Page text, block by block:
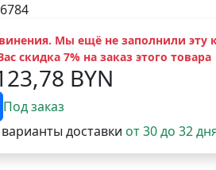
Мы ещё не заполнили эту
скидка 7% на заказ этого товара
BYN
Под заказ
доставки от 30 до 32